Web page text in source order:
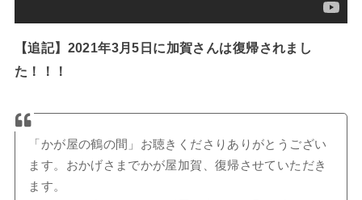
【追記】2021年3月5日に加賀さんは復帰されまし
た！！！
「かが屋の鶴の間」お聴きくださりありがとうござい
ます。おかげさまでかが屋加賀、復帰させていただき
ます。